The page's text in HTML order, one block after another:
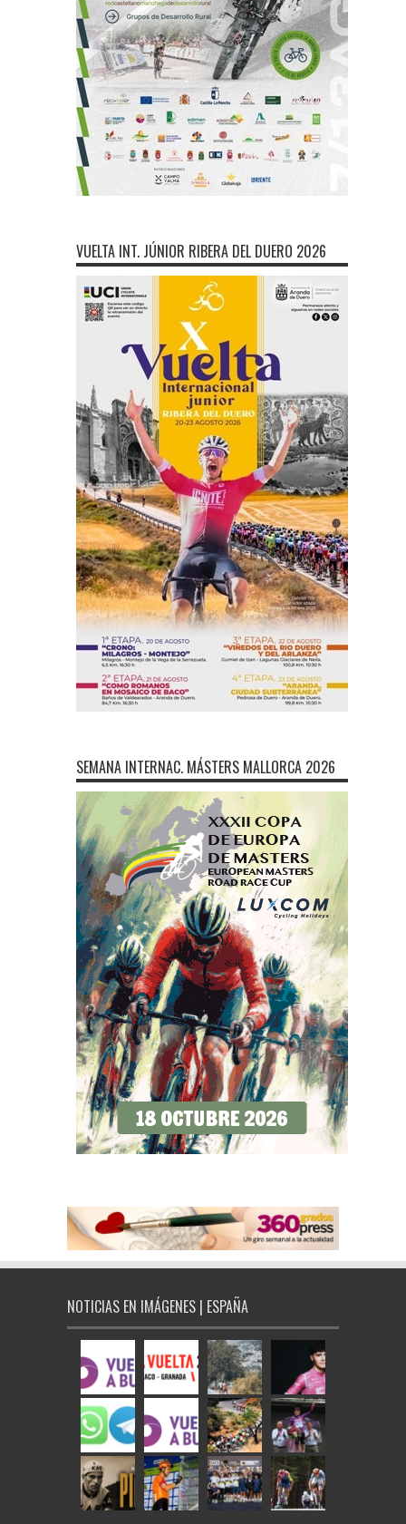
VUELTA INT. JÚNIOR RIBERA DEL DUERO 2026
SEMANA INTERNAC. MÁSTERS MALLORCA 2026
NOTICIAS EN IMÁGENES | ESPAÑA